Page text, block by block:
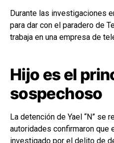
Durante las investigaciones
para dar con el paradero de
trabaja en una empresa de
Hijo es el
sospechoso
La detención de Yael “N” se
autoridades confirmaron que
investigado por el delito de